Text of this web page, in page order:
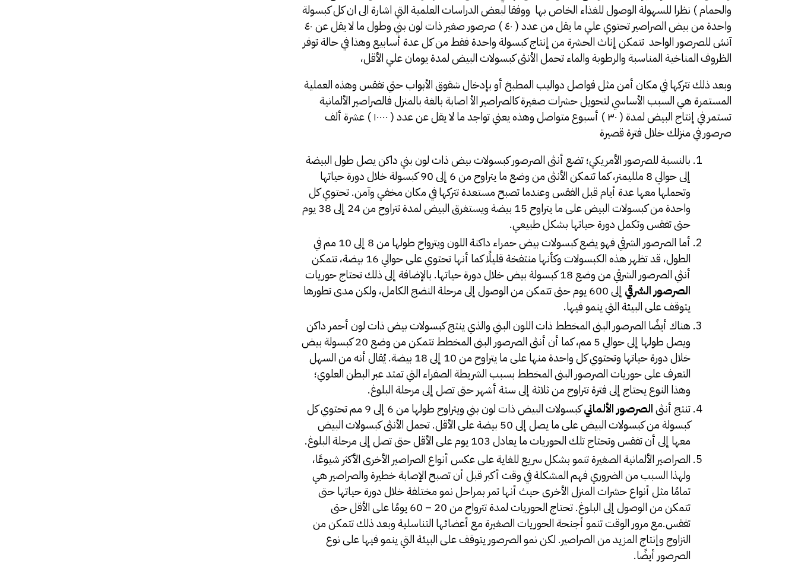
والحمام ) نظرا للسهولة الوصول للغذاء الخاص بها ووفقا لبعض الدراسات العلمية التي اشارة الى ان كل كبسولة
واحدة من بيض الصراصير تحتوي علي ما يقل من عدد ( ٤٠ ) صرصور صغير ذات لون بني وطول ما لا يقل عن ٤٠
آنش للصرصور الواحد تتمكن إناث الحشرة من إنتاج كبسولة واحدة فقط من كل عدة أسابيع وهذا في حالة توفر
الظروف المناخية المناسبة والرطوبة والماء تحمل الأنثى كبسولات البيض لمدة يومان علي الأقل،
وبعد ذلك تتركها في مكان أمن مثل فواصل دواليب المطبخ أو بإدخال شقوق الأبواب حتي تفقس وهذه العملية
المستمرة هي السبب الأساسي لتحويل حشرات صغيرة كالصراصير الأ اصابة بالغة بالمنزل فالصراصير الألمانية
تستمر في إنتاج البيض لمدة ( ٣٠ ) أسبوع متواصل وهذه يعني تواجد ما لا يقل عن عدد ( ١٠٠٠٠ ) عشرة ألف
صرصور في منزلك خلال فترة قصيرة
بالنسبة للصرصور الأمريكي؛ تضع أنثى الصرصور كبسولات بيض ذات لون بني داكن يصل طول البيضة
إلى حوالي 8 ملليمتر، كما تتمكن الأنثى من وضع ما يتراوح من 6 إلى 90 كبسولة خلال دورة حياتها
وتحملها معها عدة أيام قبل الفقس وعندما تصبح مستعدة تتركها في مكان مخفي وآمن. تحتوي كل
واحدة من كبسولات البيض على ما يتراوح 15 بيضة ويستغرق البيض لمدة تتراوح من 24 إلى 38 يوم
حتى تفقس وتكمل دورة حياتها بشكل طبيعي.
أما الصرصور الشرقي فهو يضع كبسولات بيض حمراء داكنة اللون ويترواح طولها من 8 إلى 10 مم في
الطول، قد تظهر هذه الكبسولات وكأنها منتفخة قليلًا كما أنها تحتوي على حوالي 16 بيضة، تتمكن
أنثي الصرصور الشرقي من وضع 18 كبسولة بيض خلال دورة حياتها. بالإضافة إلى ذلك تحتاج حوريات
الصرصور الشرقي
إلى 600 يوم حتى تتمكن من الوصول إلى مرحلة النضج الكامل، ولكن مدى تطورها
يتوقف على البيئة التي ينمو فيها.
هناك أيضًا الصرصور البنى المخطط ذات اللون البني والذي ينتج كبسولات بيض ذات لون أحمر داكن
ويصل طولها إلى حوالي 5 مم، كما أن أنثى الصرصور البنى المخطط تتمكن من وضع 20 كبسولة بيض
خلال دورة حياتها وتحتوي كل واحدة منها على ما يتراوح من 10 إلى 18 بيضة. يُقال أنه من السهل
التعرف على حوريات الصرصور البنى المخطط بسبب الشريطة الصفراء التي تمتد عبر البطن العلوي؛
وهذا النوع يحتاج إلى فترة تتراوح من ثلاثة إلى ستة أشهر حتى تصل إلى مرحلة البلوغ.
تنتج أنثىالصرصور الألماني
كبسولات البيض ذات لون بني ويتراوح طولها من 6 إلى 9 مم تحتوي كل
كبسولة من كبسولات البيض على ما يصل إلى 50 بيضة على الأقل. تحمل الأنثى كبسولات البيض
معها إلى أن تفقس وتحتاج تلك الحوريات ما يعادل 103 يوم على الأقل حتى تصل إلى مرحلة البلوغ.
الصراصير الألمانية الصغيرة تنمو بشكل سريع للغاية على عكس أنواع الصراصير الأخرى الأكثر شيوعًا،
ولهذا السبب من الضروري فهم المشكلة في وقت أكبر قبل أن تصبح الإصابة خطيرة والصراصير هي
تمامًا مثل أنواع حشرات المنزل الأخرى حيث أنها تمر بمراحل نمو مختلفة خلال دورة حياتها حتى
تتمكن من الوصول إلى البلوغ. تحتاج الحوريات لمدة تترواح من 20 – 60 يومًا على الأقل حتى
تفقس.مع مرور الوقت تنمو أجنحة الحوريات الصغيرة مع أعضائها التناسلية وبعد ذلك تتمكن من
التزاوج وإنتاج المزيد من الصراصير. لكن نمو الصرصور يتوقف على البيئة التي ينمو فيها على نوع
الصرصور أيضًا.